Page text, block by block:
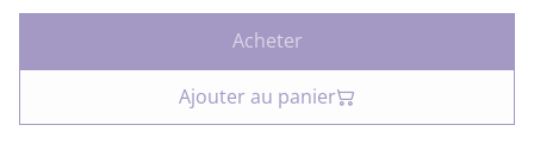
Acheter
Ajouter au panier